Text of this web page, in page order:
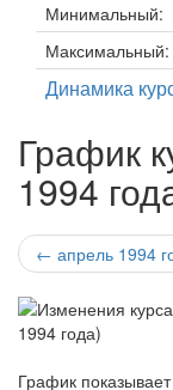
Минимальный:
Максимальный:
Динамика
График
1994
← апрель 1994
График